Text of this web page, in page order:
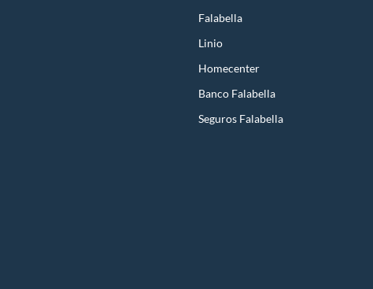
Falabella
Linio
Homecenter
Banco Falabella
Seguros Falabella